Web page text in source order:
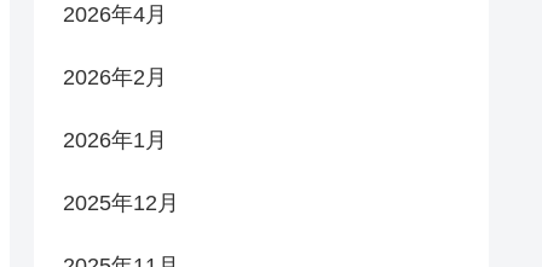
2026年4月
2026年2月
2026年1月
2025年12月